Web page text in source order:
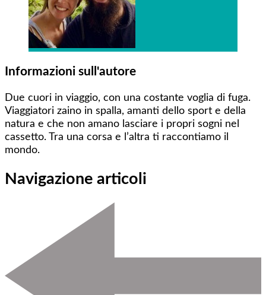
Informazioni sull'autore
Due cuori in viaggio, con una costante voglia di fuga.
Viaggiatori zaino in spalla, amanti dello sport e della
natura e che non amano lasciare i propri sogni nel
cassetto. Tra una corsa e l’altra ti raccontiamo il
mondo.
Navigazione articoli